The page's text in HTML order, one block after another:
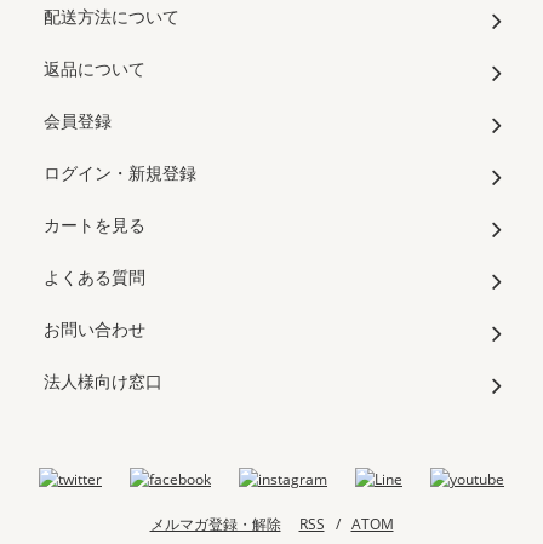
配送方法について
返品について
会員登録
ログイン・新規登録
カートを見る
よくある質問
お問い合わせ
法人様向け窓口
メルマガ登録・解除 RSS / ATOM